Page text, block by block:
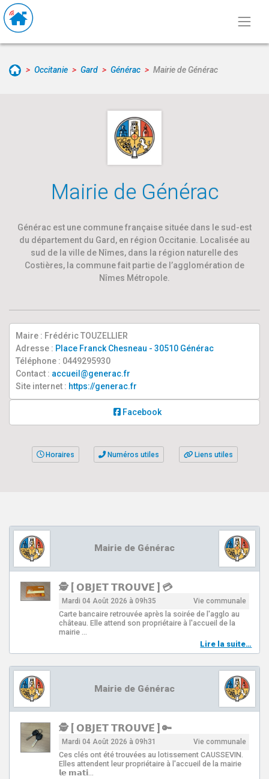
Occitanie Gard Générac Mairie de Générac
Mairie de Générac
Générac est une commune française située dans le sud-est
du département du Gard, en région Occitanie. Localisée au
sud de la ville de Nîmes, dans la région naturelle des
Costières, la commune fait partie de l’agglomération de
Nîmes Métropole.
Maire : Frédéric TOUZELLIER
Adresse : Place Franck Chesneau - 30510 Générac
Téléphone : 0449295930
Contact : accueil@generac.fr
Site internet : https://generac.fr
Facebook
Horaires Numéros utiles Liens utiles
Mairie de Générac
🕵️ [ 𝗢𝗕𝗝𝗘𝗧 𝗧𝗥𝗢𝗨𝗩𝗘́ ] 💳
Mardi 04 Août 2026 à 09h35 Vie communale
Carte bancaire retrouvée après la soirée de l'agglo au
château. Elle attend son propriétaire à l'accueil de la
mairie …
Lire la suite…
Mairie de Générac
🕵️ [ 𝗢𝗕𝗝𝗘𝗧 𝗧𝗥𝗢𝗨𝗩𝗘́ ] 🔑
Mardi 04 Août 2026 à 09h31 Vie communale
Ces clés ont été trouvées au lotissement CAUSSEVIN.
Elles attendent leur propriétaire à l'accueil de la mairie
𝗹𝗲 𝗺𝗮𝘁𝗶…